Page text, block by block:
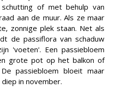
of met behulp van
aan de muur. Als ze maar
zonnige plek staan. Net als
de passiflora van schaduw
'voeten'. Een passiebloem
grote pot op het balkon of
passiebloem bloeit maar
in november.